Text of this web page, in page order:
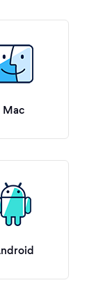
Mac